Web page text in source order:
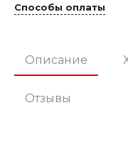
Способы оплаты
Описание
Отзывы